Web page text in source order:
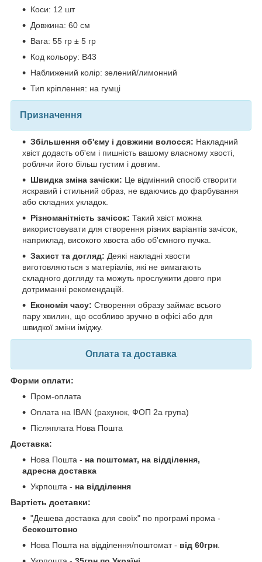
Коси: 12 шт
Довжина: 60 ​​см
Вага: 55 гр ± 5 гр
Код кольору: B43
Наближений колір: зелений/лимонний
Тип кріплення: на гумці
Призначення
Збільшення об'єму і довжини волосся: Накладний
хвіст додасть об'єм і пишність вашому власному хвості,
роблячи його більш густим і довгим.
Швидка зміна зачіски: Це відмінний спосіб створити
яскравий і стильний образ, не вдаючись до фарбування
або складних укладок.
Різноманітність зачісок: Такий хвіст можна
використовувати для створення різних варіантів зачісок,
наприклад, високого хвоста або об'ємного пучка.
Захист та догляд: Деякі накладні хвости
виготовляються з матеріалів, які не вимагають
складного догляду та можуть прослужити довго при
дотриманні рекомендацій.
Економія часу: Створення образу займає всього
пару хвилин, що особливо зручно в офісі або для
швидкої зміни іміджу.
Оплата та доставка
Форми оплати:
Пром-оплата
Оплата на IBAN (рахунок, ФОП 2а група)
Післяплата Нова Пошта
Доставка:
Нова Пошта - на поштомат, на відділення,
адресна доставка
Укрпошта - на відділення
Вартість доставки:
"Дешева доставка для своїх" по програмі прома -
бескоштовно
Нова Пошта на відділення/поштомат - від 60грн